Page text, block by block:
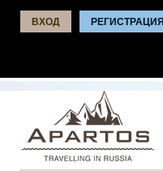
ВХОД РЕГИСТРАЦИЯ